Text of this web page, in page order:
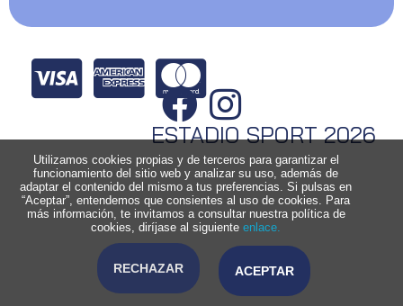
ESTADIO SPORT 2026
Utilizamos cookies propias y de terceros para garantizar el
funcionamiento del sitio web y analizar su uso, además de
adaptar el contenido del mismo a tus preferencias. Si pulsas en
“Aceptar”, entendemos que consientes al uso de cookies. Para
más información, te invitamos a consultar nuestra política de
cookies, diríjase al siguiente enlace.
RECHAZAR ACEPTAR